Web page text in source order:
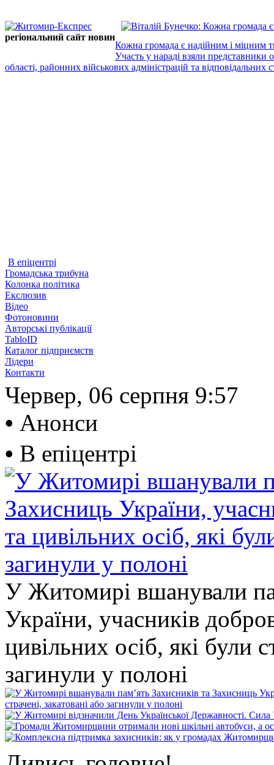
регіональний сайт новин
Кожна громада є надійним і міцним
Участь у нараді взяли представники
області, районних військових адміністрацій та відповідальних
В епіцентрі
Громадська трибуна
Колонка політика
Екслюзив
Відео
Фотоновини
Авторські публікації
TabloID
Каталог підприємств
Лідери
Контакти
Червер, 06 серпня 9:57
• Анонси
• В епіцентрі
У Житомирі вшанували
України, учасників
цивільних осіб, які були
загинули у полоні